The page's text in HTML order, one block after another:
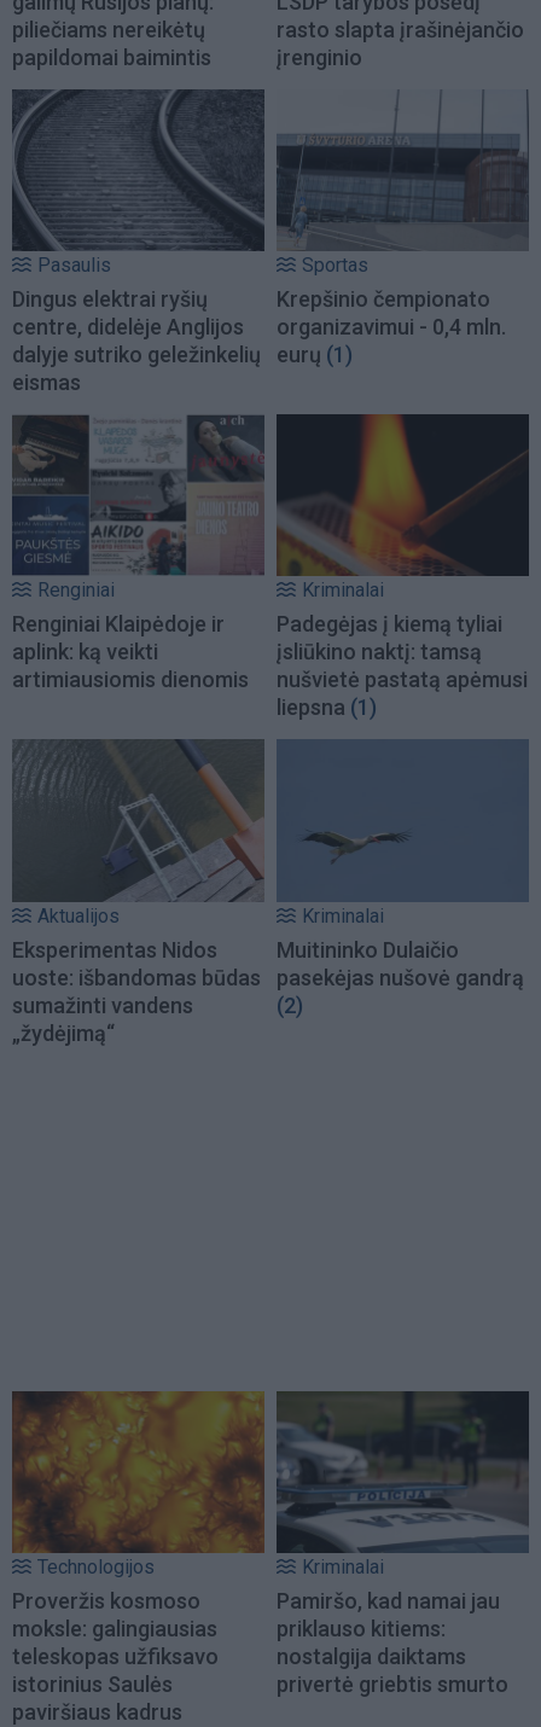
piliečiams nereikėtų
papildomai baimintis
rasto slapta įrašinėjančio
įrenginio
Pasaulis
Dingus elektrai ryšių
centre, didelėje Anglijos
dalyje sutriko geležinkelių
eismas
Sportas
Krepšinio čempionato
organizavimui - 0,4 mln.
eurų (1)
Renginiai
Renginiai Klaipėdoje ir
aplink: ką veikti
artimiausiomis dienomis
Kriminalai
Padegėjas į kiemą tyliai
įsliūkino naktį: tamsą
nušvietė pastatą apėmusi
liepsna (1)
Aktualijos
Eksperimentas Nidos
uoste: išbandomas būdas
sumažinti vandens
„žydėjimą“
Kriminalai
Muitininko Dulaičio
pasekėjas nušovė gandrą
(2)
Technologijos
Proveržis kosmoso
moksle: galingiausias
teleskopas užfiksavo
istorinius Saulės
paviršiaus kadrus
Kriminalai
Pamiršo, kad namai jau
priklauso kitiems:
nostalgija daiktams
privertė griebtis smurto